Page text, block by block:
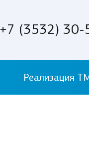
+7 (3532)
Реализация